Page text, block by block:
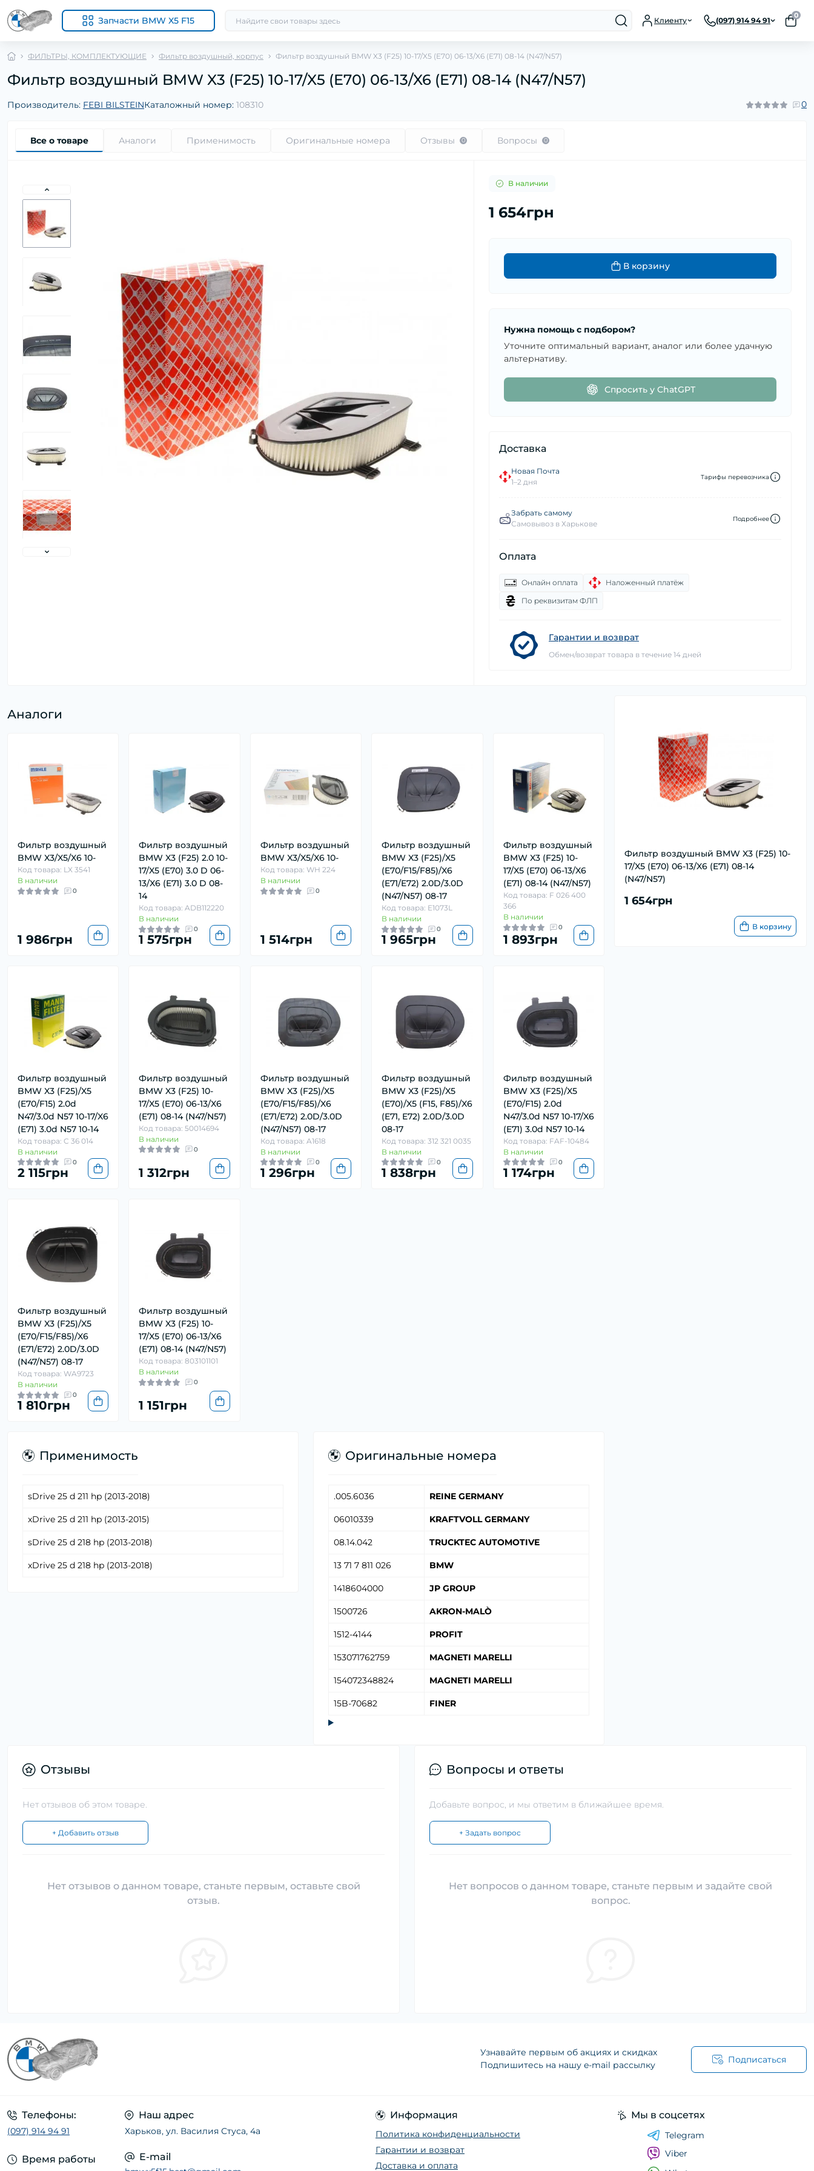
Запчасти BMW X5 F15 Клиенту (097) 914 94 91
0
ФИЛЬТРЫ, КОМПЛЕКТУЮЩИЕ Фильтр воздушный, корпус Фильтр воздушный BMW X3 (F25) 10-17/X5 (E70) 06-13/X6 (E71) 08-14 (N47/N57)
Фильтр воздушный BMW X3 (F25) 10-17/X5 (E70) 06-13/X6 (E71) 08-14 (N47/N57)
Производитель: FEBI BILSTEINКаталожный номер: 108310 0
Все о товаре Аналоги Применимость Оригинальные номера Отзывы 0 Вопросы 0
В наличии
1 654грн
В корзину
Нужна помощь с подбором?
Уточните оптимальный вариант, аналог или более удачную
альтернативу.
Спросить у ChatGPT
Доставка
Новая Почта
1–2 дня
Тарифы перевозчика
Забрать самому
Самовывоз в Харькове
Подробнее
Оплата
Онлайн оплата
Наложенный платёж
По реквизитам ФЛП
Гарантии и возврат
Обмен/возврат товара в течение 14 дней
Фильтр воздушный BMW X3 (F25) 10-
17/X5 (E70) 06-13/X6 (E71) 08-14
(N47/N57)
1 654грн
В корзину
Аналоги
Фильтр воздушный
BMW X3/X5/X6 10-
Код товара: LX 3541
В наличии
0
1 986грн
Фильтр воздушный
BMW X3 (F25) 2.0 10-
17/X5 (E70) 3.0 D 06-
13/X6 (E71) 3.0 D 08-
14
Код товара: ADB112220
В наличии
0
1 575грн
Фильтр воздушный
BMW X3/X5/X6 10-
Код товара: WH 224
В наличии
0
1 514грн
Фильтр воздушный
BMW X3 (F25)/X5
(E70/F15/F85)/X6
(E71/E72) 2.0D/3.0D
(N47/N57) 08-17
Код товара: E1073L
В наличии
0
1 965грн
Фильтр воздушный
BMW X3 (F25) 10-
17/X5 (E70) 06-13/X6
(E71) 08-14 (N47/N57)
Код товара: F 026 400
366
В наличии
0
1 893грн
Фильтр воздушный
BMW X3 (F25)/X5
(E70/F15) 2.0d
N47/3.0d N57 10-17/X6
(E71) 3.0d N57 10-14
Код товара: C 36 014
В наличии
0
2 115грн
Фильтр воздушный
BMW X3 (F25) 10-
17/X5 (E70) 06-13/X6
(E71) 08-14 (N47/N57)
Код товара: 50014694
В наличии
0
1 312грн
Фильтр воздушный
BMW X3 (F25)/X5
(E70/F15/F85)/X6
(E71/E72) 2.0D/3.0D
(N47/N57) 08-17
Код товара: A1618
В наличии
0
1 296грн
Фильтр воздушный
BMW X3 (F25)/X5
(E70)/X5 (F15, F85)/X6
(E71, E72) 2.0D/3.0D
08-17
Код товара: 312 321 0035
В наличии
0
1 838грн
Фильтр воздушный
BMW X3 (F25)/X5
(E70/F15) 2.0d
N47/3.0d N57 10-17/X6
(E71) 3.0d N57 10-14
Код товара: FAF-10484
В наличии
0
1 174грн
Фильтр воздушный
BMW X3 (F25)/X5
(E70/F15/F85)/X6
(E71/E72) 2.0D/3.0D
(N47/N57) 08-17
Код товара: WA9723
В наличии
0
1 810грн
Фильтр воздушный
BMW X3 (F25) 10-
17/X5 (E70) 06-13/X6
(E71) 08-14 (N47/N57)
Код товара: 803101101
В наличии
0
1 151грн
Применимость
sDrive 25 d 211 hp (2013-2018)
xDrive 25 d 211 hp (2013-2015)
sDrive 25 d 218 hp (2013-2018)
xDrive 25 d 218 hp (2013-2018)
Оригинальные номера
.005.6036 REINE GERMANY
06010339 KRAFTVOLL GERMANY
08.14.042 TRUCKTEC AUTOMOTIVE
13 71 7 811 026 BMW
1418604000 JP GROUP
1500726 AKRON-MALÒ
1512-4144 PROFIT
153071762759 MAGNETI MARELLI
154072348824 MAGNETI MARELLI
15B-70682 FINER
Отзывы
Нет отзывов об этом товаре.
+ Добавить отзыв
Нет отзывов о данном товаре, станьте первым, оставьте свой
отзыв.
Вопросы и ответы
Добавьте вопрос, и мы ответим в ближайшее время.
+ Задать вопрос
Нет вопросов о данном товаре, станьте первым и задайте свой
вопрос.
Узнавайте первым об акциях и скидках
Подпишитесь на нашу e-mail рассылку
Подписаться
Телефоны:
(097) 914 94 91
Время работы
Наш адрес
Харьков, ул. Василия Стуса, 4а
E-mail
Информация
Политика конфиденциальности
Гарантии и возврат
Доставка и оплата
Мы в соцсетях
Telegram
Viber